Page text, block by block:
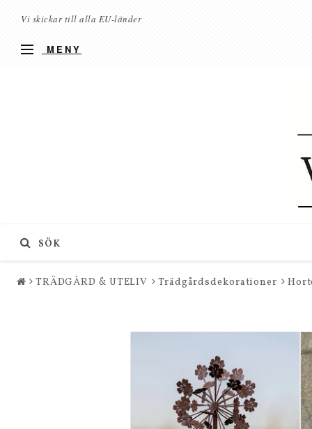
Vi skickar till alla EU-länder
MENY
SÖK
TRÄDGÅRD & UTELIV Trädgårdsdekorationer